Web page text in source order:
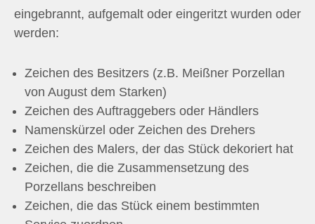
eingebrannt, aufgemalt oder eingeritzt wurden oder
werden:
Zeichen des Besitzers (z.B. Meißner Porzellan
von August dem Starken)
Zeichen des Auftraggebers oder Händlers
Namenskürzel oder Zeichen des Drehers
Zeichen des Malers, der das Stück dekoriert hat
Zeichen, die die Zusammensetzung des
Porzellans beschreiben
Zeichen, die das Stück einem bestimmten